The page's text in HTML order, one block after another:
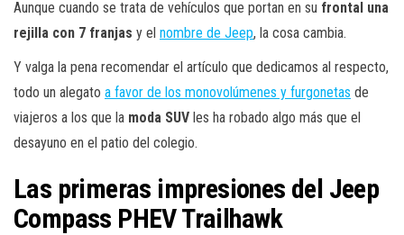
Aunque cuando se trata de vehículos que portan en su frontal una
rejilla con 7 franjas y el nombre de Jeep, la cosa cambia.
Y valga la pena recomendar el artículo que dedicamos al respecto,
todo un alegato a favor de los monovolúmenes y furgonetas de
viajeros a los que la moda SUV les ha robado algo más que el
desayuno en el patio del colegio.
Las primeras impresiones del Jeep
Compass PHEV Trailhawk